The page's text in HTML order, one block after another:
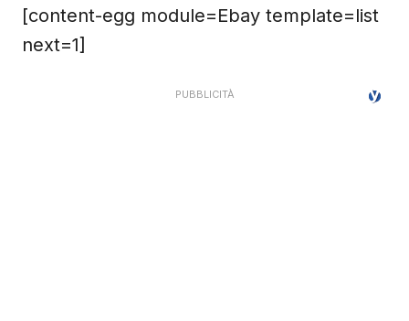
[content-egg module=Ebay template=list
next=1]